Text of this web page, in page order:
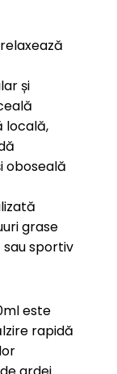
și
locală,
oboseală
grase
sportiv
este
rapidă